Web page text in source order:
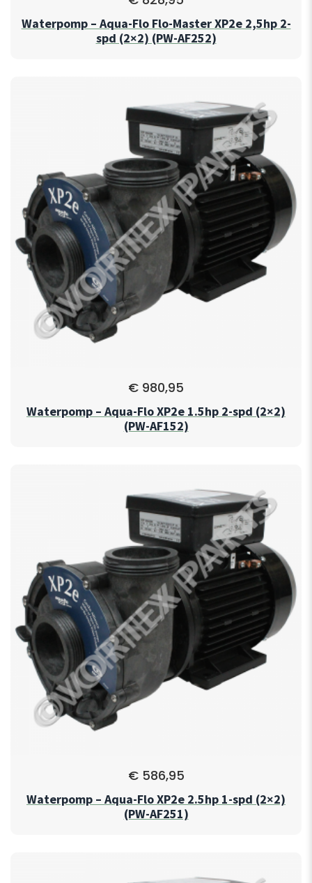
Waterpomp – Aqua-Flo Flo-Master XP2e 2,5hp 2-
spd (2×2) (PW-AF252)
€ 980,95
Waterpomp – Aqua-Flo XP2e 1.5hp 2-spd (2×2)
(PW-AF152)
€586,95
Waterpomp – Aqua-Flo XP2e 2.5hp 1-spd (2×2)
(PW-AF251)